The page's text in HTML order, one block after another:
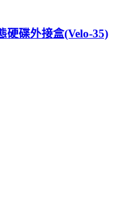
硬碟外接盒(Velo-35)